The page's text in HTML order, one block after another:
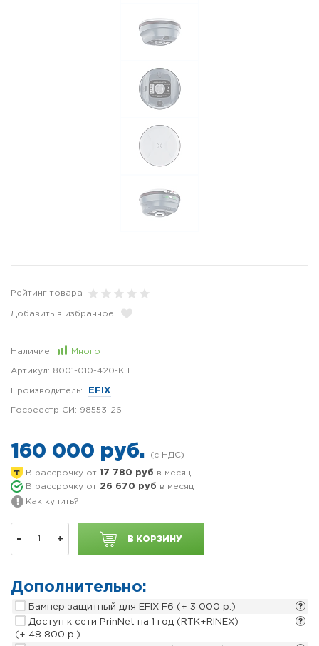
Рейтинг товара
Добавить в избранное
Наличие: Много
Артикул: 8001-010-420-KIT
Производитель: EFIX
Госреестр СИ: 98553-26
160 000 руб.
В рассрочку от 17 780 руб в месяц
В рассрочку от 26 670 руб в месяц
Как купить?
- + В КОРЗИНУ
Дополнительно:
Бампер защитный для EFIX F6 (+ 3 000 р.)
Доступ к сети PrinNet на 1 год (RTK+RINEX)
(+ 48 800 р.)